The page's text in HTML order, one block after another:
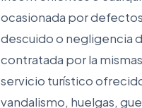
ocasionada por
descuido o negligencia
contratada por la
servicio turístico
vandalismo, huelgas,